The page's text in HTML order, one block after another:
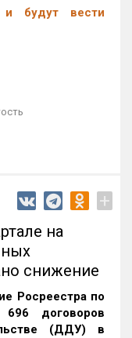
и будут вести
+
на
снижение
Росреестра по
696 договоров
(ДДУ) в